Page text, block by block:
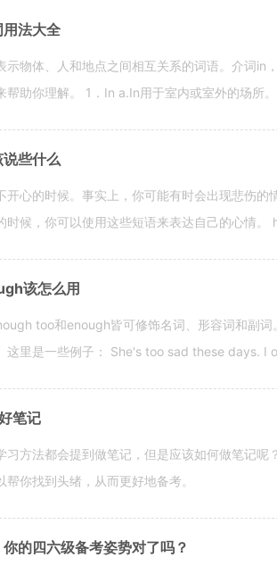
法大全
示物体、人和地点之间相互关系的词语。介词in
帮助你理解。 1．In a.In用于室内或室外的场所
些什么
开心的时候。事实上，你可能有时会出现悲伤
时候，你可以使用这些短语来表达自己的心情
该怎么用
too和enough皆可修饰名词、形容词和副
这里是一些例子： She's too sad these days. I
笔记
习方法都会提到做笔记，但是应该如何做笔记
帮你找到头绪，从而更好地备考。
的四六级备考姿势对了吗？